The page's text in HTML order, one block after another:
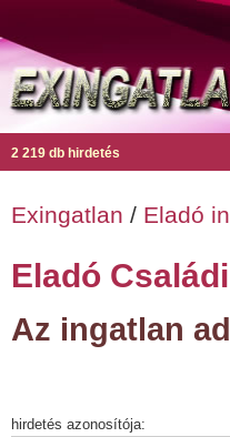
2 219 db hirdetés
Exingatlan / Eladó
Eladó
Az ingatlan
hirdetés azonosítója: